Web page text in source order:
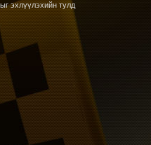
эхлүүлэхийн тулд